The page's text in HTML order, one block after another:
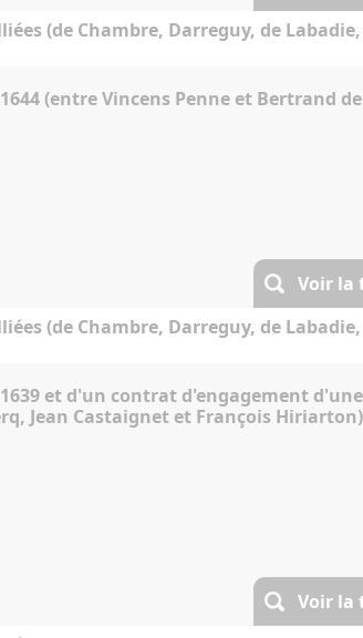
(de Chambre, Darreguy, de
(entre Vincens Penne et Bertrand
Voir la
(de Chambre, Darreguy, de
et d'un contrat d'engagement
Jean Castaignet et François Hiriarton)
Voir la